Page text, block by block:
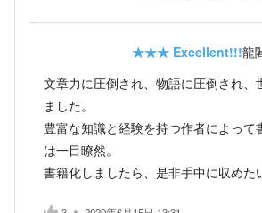
★★★ Excellent!!!龍
文章力に圧倒され、物語に圧倒され、
ました。
豊富な知識と経験を持つ作者によって
は一目瞭然。
書籍化しましたら、是非手中に収めた